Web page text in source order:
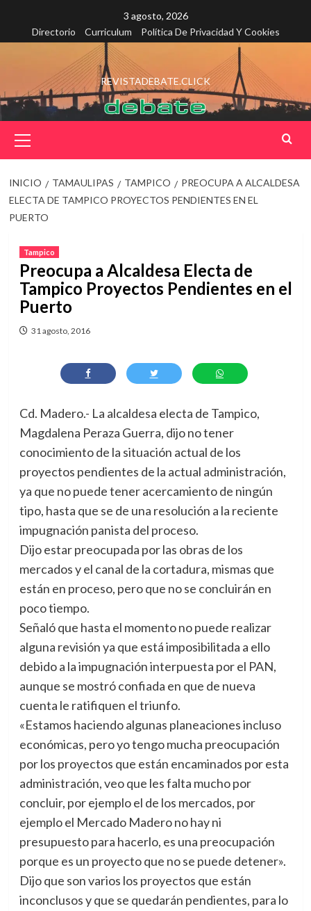
contenido
3 agosto, 2026
Directorio
Curriculum Política De Privacidad Y Cookies
REVISTADEBATE.CLICK
principal
INICIO TAMAULIPAS TAMPICO
PREOCUPA A ALCALDESA
ELECTA DE TAMPICO PROYECTOS PENDIENTES EN EL
PUERTO
Tampico
Preocupa a Alcaldesa Electa de
Tampico Proyectos Pendientes en el
Puerto
31 agosto, 2016
Cd. Madero.- La alcaldesa electa de Tampico,
Magdalena Peraza Guerra, dijo no tener
conocimiento de la situación actual de los
proyectos pendientes de la actual administración,
ya que no puede tener acercamiento de ningún
tipo, hasta que se de una resolución a la reciente
impugnación panista del proceso.
Dijo estar preocupada por las obras de los
mercados y el canal de la cortadura, mismas que
están en proceso, pero que no se concluirán en
poco tiempo.
Señaló que hasta el momento no puede realizar
alguna revisión ya que está imposibilitada a ello
debido a la impugnación interpuesta por el PAN,
aunque se mostró confiada en que de nueva
cuenta le ratifiquen el triunfo.
«Estamos haciendo algunas planeaciones incluso
económicas, pero yo tengo mucha preocupación
por los proyectos que están encaminados por esta
administración, veo que les falta mucho por
concluir, por ejemplo el de los mercados, por
ejemplo el Mercado Madero no hay ni
presupuesto para hacerlo, es una preocupación
porque es un proyecto que no se puede detener».
Dijo que son varios los proyectos que están
inconclusos y que se quedarán pendientes, para lo